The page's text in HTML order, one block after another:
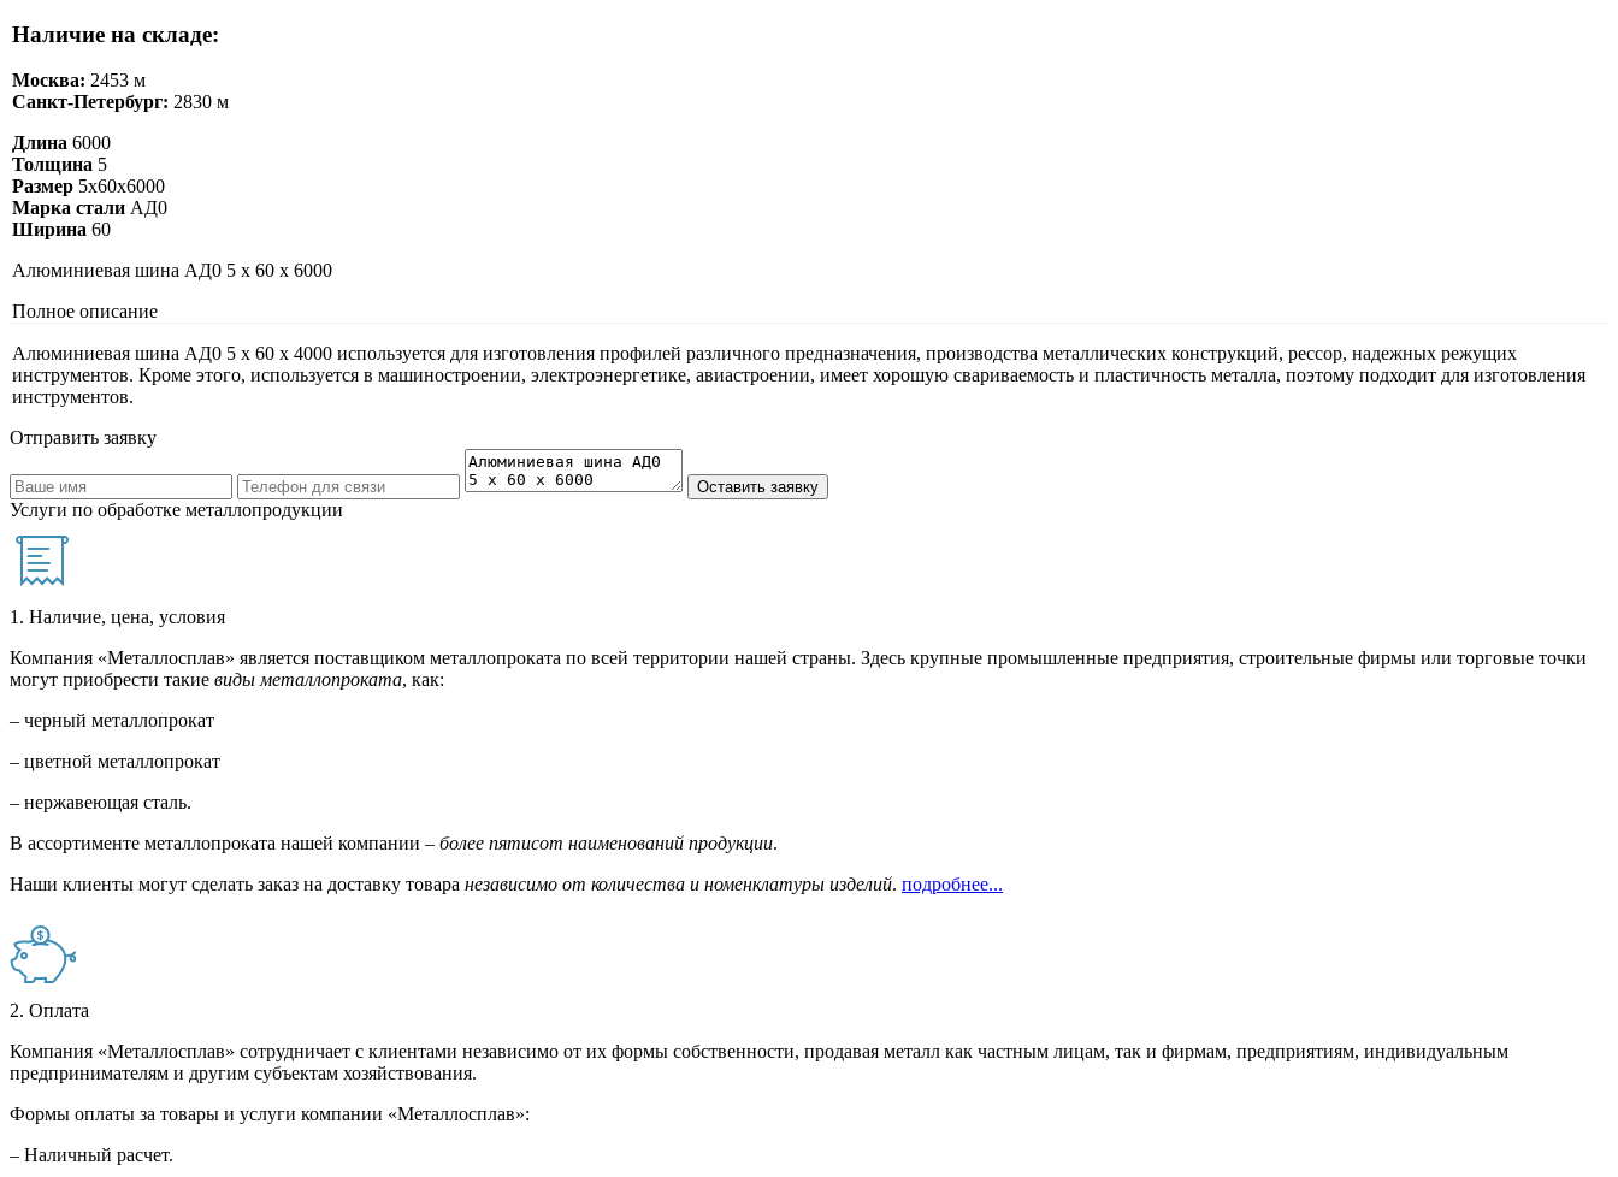
Наличие на складе:
Москва: 2453 м
Санкт-Петербург: 2830 м
Длина 6000
Толщина 5
Размер 5х60х6000
Марка стали АД0
Ширина 60
Алюминиевая шина АД0 5 х 60 х 6000
Полное описание
Алюминиевая шина АД0 5 х 60 х 4000 используется для изготовления профилей различного предназначения, производства металлических конструкций, рессор, надежных режущих
инструментов. Кроме этого, используется в машиностроении, электроэнергетике, авиастроении, имеет хорошую свариваемость и пластичность металла, поэтому подходит для изготовления
инструментов.
Отправить заявку
Услуги по обработке металлопродукции
1. Наличие, цена, условия
Компания «Металлосплав» является поставщиком металлопроката по всей территории нашей страны. Здесь крупные промышленные предприятия, строительные фирмы или торговые точки
могут приобрести такие виды металлопроката, как:
– черный металлопрокат
– цветной металлопрокат
– нержавеющая сталь.
В ассортименте металлопроката нашей компании – более пятисот наименований продукции.
Наши клиенты могут сделать заказ на доставку товара независимо от количества и номенклатуры изделий. подробнее...
2. Оплата
Компания «Металлосплав» сотрудничает с клиентами независимо от их формы собственности, продавая металл как частным лицам, так и фирмам, предприятиям, индивидуальным
предпринимателям и другим субъектам хозяйствования.
Формы оплаты за товары и услуги компании «Металлосплав»:
– Наличный расчет.